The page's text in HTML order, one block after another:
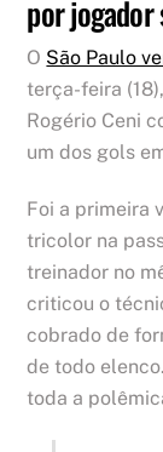
por jogador
O São Paulo
terça-feira
Rogério Ceni
um dos gols
Foi a primeira
tricolor na
treinador no
criticou o
cobrado de
de todo
toda a